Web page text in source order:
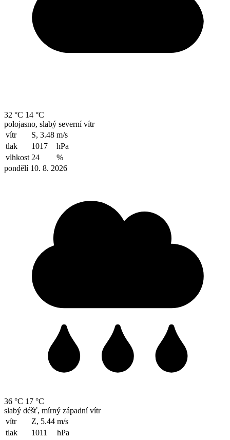
32 °C 14 °C
polojasno, slabý severní vítr
vítr
S, 3.48 m/s
tlak
1017
hPa
vlhkost 24
%
pondělí 10. 8. 2026
36 °C 17 °C
slabý déšť, mírný západní vítr
vítr
Z, 5.44 m/s
tlak
1011
hPa